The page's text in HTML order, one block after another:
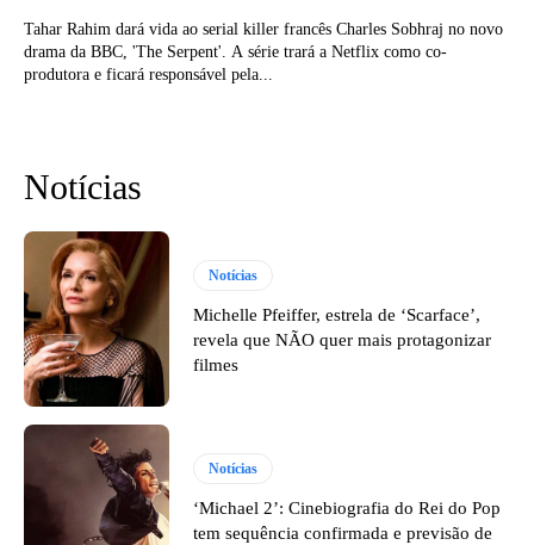
Tahar Rahim dará vida ao serial killer francês Charles Sobhraj no novo
drama da BBC, 'The Serpent'. A série trará a Netflix como co-
produtora e ficará responsável pela...
Notícias
Notícias
Michelle Pfeiffer, estrela de ‘Scarface’,
revela que NÃO quer mais protagonizar
filmes
Notícias
‘Michael 2’: Cinebiografia do Rei do Pop
tem sequência confirmada e previsão de